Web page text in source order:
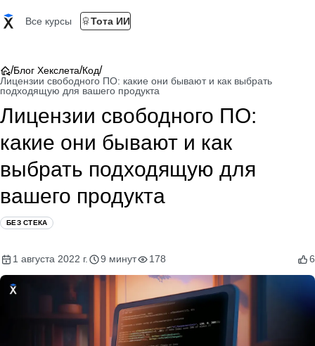
Все курсы Тота ИИ
/Блог Хекслета/Код/
Лицензии свободного ПО: какие они бывают и как выбрать
подходящую для вашего продукта
Лицензии свободного ПО:
какие они бывают и как
выбрать подходящую для
вашего продукта
БЕЗ СТЕКА
1 августа 2022 г. 9 минут 178 6